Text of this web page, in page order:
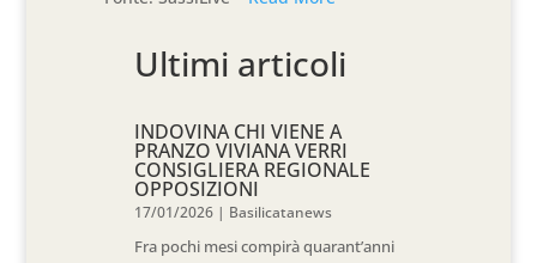
Ultimi articoli
INDOVINA CHI VIENE A
PRANZO VIVIANA VERRI
CONSIGLIERA REGIONALE
OPPOSIZIONI
17/01/2026 | Basilicatanews
Fra pochi mesi compirà quarant’anni